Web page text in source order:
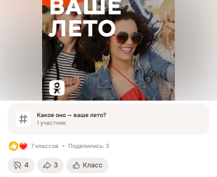
Какое оно — ваше лето?
1 участник
7 классов Поделились: 3
4 3 Класс